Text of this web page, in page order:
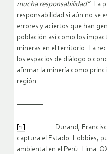
mucha responsabilidad”. La
responsabilidad si aún no se
errores y aciertos que han
población así como los
mineras en el territorio. La
los espacios de diálogo o
afirmar la minería como
región.
————-
[1]
Durand, Francisco
captura el Estado. Lobbies,
ambiental en el Perú. Lima: